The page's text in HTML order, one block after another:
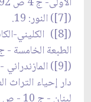
([7]) النور: 19.
([8])
الطبعة الخامسة - ج 2 - ص
([9])
دار إحياء التراث